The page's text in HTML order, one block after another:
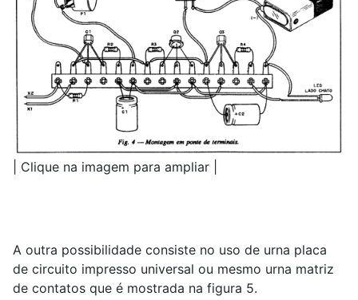
| Clique na imagem para ampliar |
A outra possibilidade consiste no uso de urna placa
de circuito impresso universal ou mesmo urna matriz
de contatos que é mostrada na figura 5.